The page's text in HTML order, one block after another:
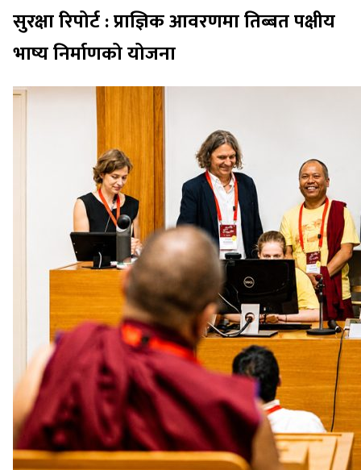
सुरक्षा रिपोर्ट : प्राज्ञिक आवरणमा तिब्बत पक्षीय
भाष्य निर्माणको योजना